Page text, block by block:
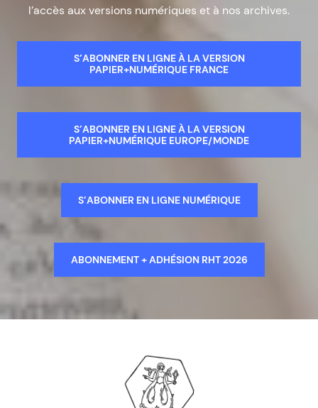
l’accès aux versions numériques et à nos archives.
S’ABONNER EN LIGNE À LA VERSION
PAPIER+NUMÉRIQUE FRANCE
S’ABONNER EN LIGNE À LA VERSION
PAPIER+NUMÉRIQUE EUROPE/MONDE
S’ABONNER EN LIGNE NUMÉRIQUE
ABONNEMENT + ADHÉSION RHT 2026